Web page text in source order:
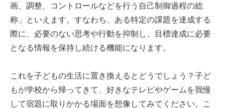
画、調整、コントロールなどを行う自己制御過程の総
称」といえます。すなわち、ある特定の課題を達成する
際に、必要のない思考や行動を抑制し、目標達成に必要
となる情報を保持し続ける機能になります。
これを子どもの生活に置き換えるとどうでしょう？子ど
もが学校から帰ってきて、好きなテレビやゲームを我慢
して宿題に取りかかる場面を想像してみてください。こ